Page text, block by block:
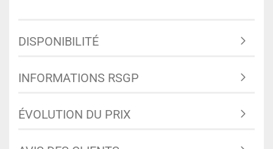
DISPONIBILITÉ
INFORMATIONS RSGP
ÉVOLUTION DU PRIX